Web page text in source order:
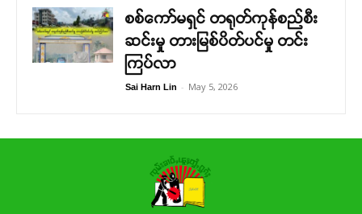
စစ်ကော်မရှင် တရုတ်ကုန်စည်စီး
ဆင်းမှု တားမြစ်ပိတ်ပင်မှု တင်း
ကြပ်လာ
Sai Harn Lin - May 5, 2026